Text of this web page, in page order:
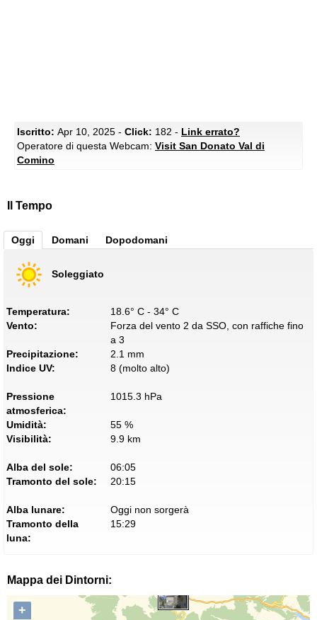
Iscritto: Apr 10, 2025 - Click: 182 - Link errato?
Operatore di questa Webcam: Visit San Donato Val di
Comino
Il Tempo
Oggi Domani Dopodomani
Soleggiato
Temperatura:
18.6° C - 34° C
Vento:
Forza del vento 2 da SSO, con raffiche fino
a 3
Precipitazione:
2.1 mm
Indice UV:
8 (molto alto)
Pressione
atmosferica:
1015.3 hPa
Umidità:
55 %
Visibilità:
9.9 km
Alba del sole:
06:05
Tramonto del sole:
20:15
Alba lunare:
Oggi non sorgerà
Tramonto della
luna:
15:29
Mappa dei Dintorni:
+